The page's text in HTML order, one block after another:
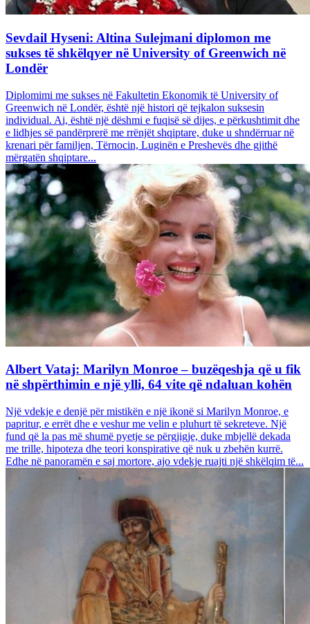
Sevdail Hyseni: Altina Sulejmani diplomon me
sukses të shkëlqyer në University of Greenwich në
Londër
Diplomimi me sukses në Fakultetin Ekonomik të University of
Greenwich në Londër, është një histori që tejkalon suksesin
individual. Ai, është një dëshmi e fuqisë së dijes, e përkushtimit dhe
e lidhjes së pandërprerë me rrënjët shqiptare, duke u shndërruar në
krenari për familjen, Tërnocin, Luginën e Preshevës dhe gjithë
mërgatën shqiptare...
Albert Vataj: Marilyn Monroe – buzëqeshja që u fik
në shpërthimin e një ylli, 64 vite që ndaluan kohën
Një vdekje e denjë për mistikën e një ikonë si Marilyn Monroe, e
papritur, e errët dhe e veshur me velin e pluhurt të sekreteve. Një
fund që la pas më shumë pyetje se përgjigje, duke mbjellë dekada
me trille, hipoteza dhe teori konspirative që nuk u zbehën kurrë.
Edhe në panoramën e saj mortore, ajo vdekje ruajti një shkëlqim të...